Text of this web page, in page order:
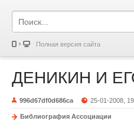
Полная версия сайта
ДЕНИКИН И
996d67df0d686ca 25-01-2008,
Библиография Ассоциации